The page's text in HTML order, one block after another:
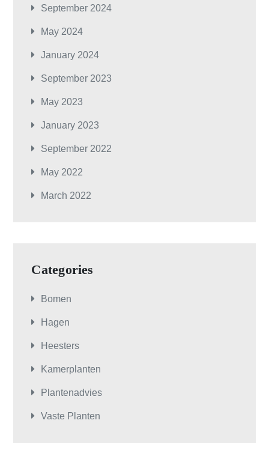
September 2024
May 2024
January 2024
September 2023
May 2023
January 2023
September 2022
May 2022
March 2022
Categories
Bomen
Hagen
Heesters
Kamerplanten
Plantenadvies
Vaste Planten